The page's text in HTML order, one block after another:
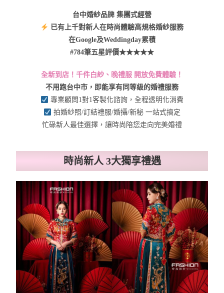
台中婚紗品牌 集團式經營
已有上千對新人在時尚體驗高規格婚紗服務
在Google及Weddingday累積
#784筆五星評價★★★★★
全新到店！千件白紗、晚禮服 開放免費體驗！
不用跑台中市，即能享有同等級的婚禮服務
專業顧問1對1客製化諮詢，全程透明化消費
拍婚紗照/訂結禮服/婚攝/新秘 一站式搞定
忙碌新人最佳選擇，讓時尚陪您走向完美婚禮
時尚新人 3大獨享​禮遇